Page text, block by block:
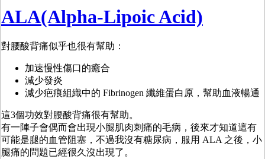
ALA(Alpha-Lipoic Acid)
對腰酸背痛似乎也很有幫助：
加速慢性傷口的癒合
減少發炎
減少疤痕組織中的 Fibrinogen 纖維蛋白原，幫助血液暢通
這3個功效對腰酸背痛很有幫助。
有一陣子會偶而會出現小腿肌肉刺痛的毛病，後來才知道這有
可能是腿的血管阻塞，不過我沒有糖尿病，服用 ALA 之後，小
腿痛的問題已經很久沒出現了。